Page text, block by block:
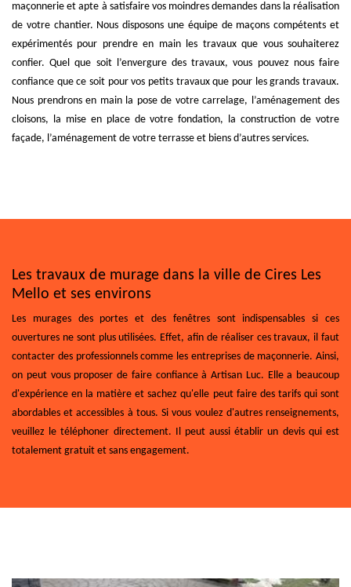
maçonnerie et apte à satisfaire vos moindres demandes dans la réalisation
de votre chantier. Nous disposons une équipe de maçons compétents et
expérimentés pour prendre en main les travaux que vous souhaiterez
confier. Quel que soit l’envergure des travaux, vous pouvez nous faire
confiance que ce soit pour vos petits travaux que pour les grands travaux.
Nous prendrons en main la pose de votre carrelage, l’aménagement des
cloisons, la mise en place de votre fondation, la construction de votre
façade, l’aménagement de votre terrasse et biens d’autres services.
Les travaux de murage dans la ville de Cires Les
Mello et ses environs
Les murages des portes et des fenêtres sont indispensables si ces
ouvertures ne sont plus utilisées. Effet, afin de réaliser ces travaux, il faut
contacter des professionnels comme les entreprises de maçonnerie. Ainsi,
on peut vous proposer de faire confiance à Artisan Luc. Elle a beaucoup
d'expérience en la matière et sachez qu'elle peut faire des tarifs qui sont
abordables et accessibles à tous. Si vous voulez d'autres renseignements,
veuillez le téléphoner directement. Il peut aussi établir un devis qui est
totalement gratuit et sans engagement.